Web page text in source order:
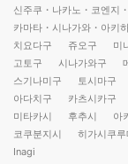
신주쿠・나카노・코엔지
카마타・시나가와・아키
치요다구
쥬오구 미
고토구
시나가와구
스기나미구
토시마구
아다치구
카츠시카구
미타카시
후추시 아
코쿠분지시
히가시쿠루
Inagi